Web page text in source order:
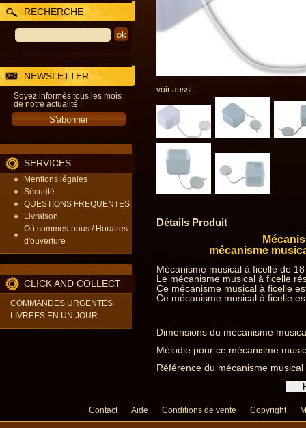
RECHERCHE
NEWSLETTER
Soyez informés tous les mois
de notre actualité :
SERVICES
Mentions légales
Sécurité
QUESTIONS FREQUENTES
Livraison
Où sommes-nous / Horaires
d'ouverture
CLICK AND COLLECT
COMMANDES URGENTES
LIVREES EN UN JOUR
voir aussi :
Détails Produit
mécanisme
Mécanisme musical à ficelle de
Le mécanisme musical à ficelle
Ce mécanisme musical à ficelle
Ce mécanisme musical à ficelle
Dimensions du mécanisme
Mélodie pour ce mécanisme
Référence du mécanisme
Contact Aide Conditions de vente Copyright